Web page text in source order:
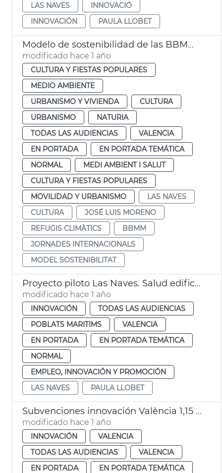
LAS NAVES
INNOVACIÓ
INNOVACIÓN
PAULA LLOBET
Modelo de sostenibilidad de las BBMM València
modificado hace 1 año
CULTURA Y FIESTAS POPULARES
MEDIO AMBIENTE
URBANISMO Y VIVIENDA
CULTURA
URBANISMO
NATURIA
TODAS LAS AUDIENCIAS
VALENCIA
EN PORTADA
EN PORTADA TEMÁTICA
NORMAL
MEDI AMBIENT I SALUT
CULTURA Y FIESTAS POPULARES
MOVILIDAD Y URBANISMO
LAS NAVES
CULTURA
JOSÉ LUIS MORENO
REFUGIS CLIMÀTICS
BBMM
JORNADES INTERNACIONALS
MODEL SOSTENIBILITAT
Proyecto piloto Las Naves. Salud edificios
modificado hace 1 año
INNOVACIÓN
TODAS LAS AUDIENCIAS
POBLATS MARITIMS
VALENCIA
EN PORTADA
EN PORTADA TEMÁTICA
NORMAL
EMPLEO, INNOVACIÓN Y PROMOCIÓN
LAS NAVES
PAULA LLOBET
Subvenciones innovación València 1,15 millones
modificado hace 1 año
INNOVACIÓN
VALENCIA
TODAS LAS AUDIENCIAS
VALENCIA
EN PORTADA
EN PORTADA TEMÁTICA